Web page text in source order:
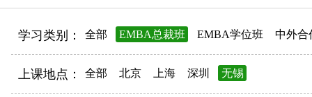
学习类别： 全部 EMBA总裁班 EMBA学位班 中外合
上课地点： 全部 北京 上海 深圳 无锡